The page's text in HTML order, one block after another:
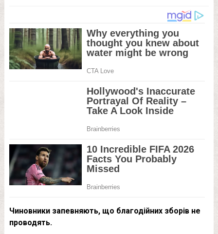
Чиновники запевняють, що благодійних зборів не
проводять.